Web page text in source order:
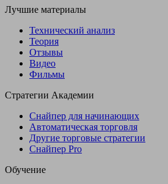
Лучшие материалы
Технический анализ
Теория
Отзывы
Видео
Фильмы
Стратегии Академии
Снайпер для начинающих
Автоматическая торговля
Другие торговые стратегии
Снайпер Pro
Обучение